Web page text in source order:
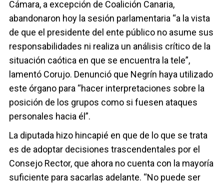
Cámara, a excepción de Coalición Canaria,
abandonaron hoy la sesión parlamentaria “a la vista
de que el presidente del ente público no asume sus
responsabilidades ni realiza un análisis crítico de la
situación caótica en que se encuentra la tele”,
lamentó Corujo. Denunció que Negrín haya utilizado
este órgano para “hacer interpretaciones sobre la
posición de los grupos como si fuesen ataques
personales hacia él”.
La diputada hizo hincapié en que de lo que se trata
es de adoptar decisiones trascendentales por el
Consejo Rector, que ahora no cuenta con la mayoría
suficiente para sacarlas adelante. “No puede ser